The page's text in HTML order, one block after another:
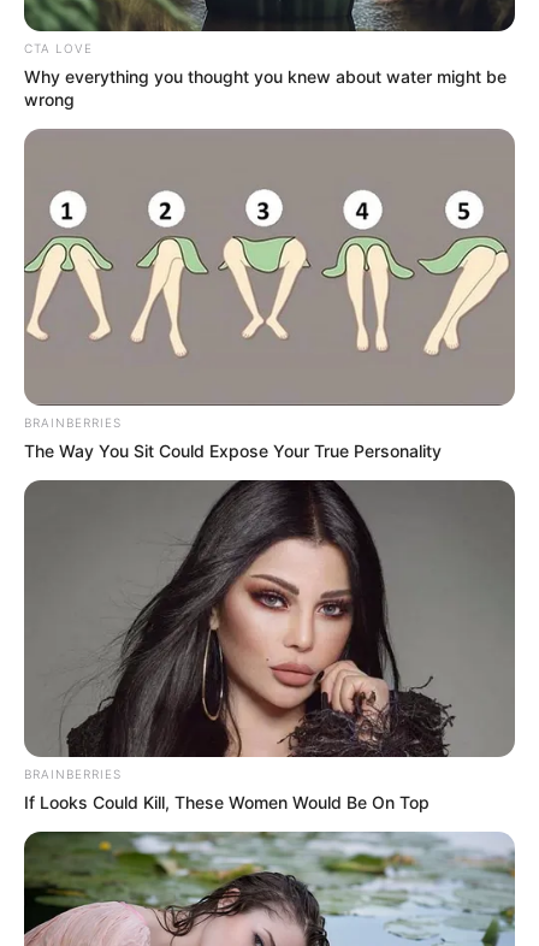
CTA LOVE
Why everything you thought you knew about water might be
wrong
BRAINBERRIES
The Way You Sit Could Expose Your True Personality
BRAINBERRIES
If Looks Could Kill, These Women Would Be On Top